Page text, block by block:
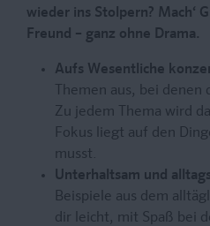
wieder ins Stolpern? Mach‘
Freund – ganz ohne Drama.
Aufs Wesentliche
Themen aus, bei
Zu jedem Thema wird
Fokus liegt auf den
musst.
Unterhaltsam und
Beispiele aus dem
dir leicht, mit Spaß bei